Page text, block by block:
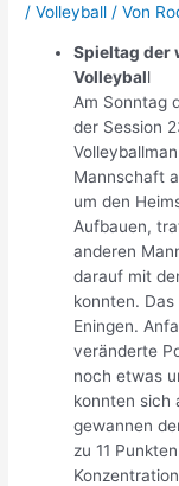
/Volleyball / Von
Spieltag der
Volleyball
Am Sonntag
der Session
Mannschaft
um den
Aufbauen,
anderen
darauf mit
konnten.
Eningen.
veränderte
noch etwas
konnten sich
gewannen
zu 11